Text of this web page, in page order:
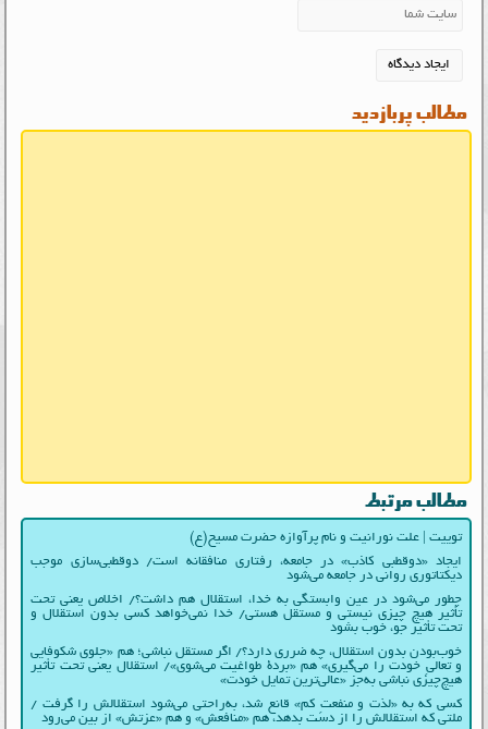
مطالب پربازدید
مطالب مرتبط
توییت | علت نورانیت و نام پرآوازه حضرت مسیح(ع)
ایجاد «دوقطبی کاذب» در جامعه، رفتاری منافقانه است/ دوقطبی‌سازی موجب
دیکتاتوری روانی در جامعه می‌شود
چطور می‌شود در عین وابستگی به خدا، استقلال هم داشت؟/ اخلاص یعنی تحت
تأثیر هیچ چیزی نیستی و مستقل هستی/ خدا نمی‌خواهد کسی بدون استقلال و
تحت تأثیر جوّ، خوب بشود
خوب‌بودن بدون استقلال، چه ضرری دارد؟/ اگر مستقل نباشی؛ هم «جلوی شکوفایی
و تعالیِ خودت را می‌گیری» هم «بردۀ طواغیت می‌شوی»/ استقلال یعنی تحت تأثیر
هیچ‌چیزی نباشی به‌جز «عالی‌ترین تمایل خودت»
کسی که به «لذت و منفعتِ کم» قانع شد، به‌راحتی می‌شود استقلالش را گرفت /
ملتی که استقلالش را از دست بدهد، هم «منافعش» و هم «عزتش» از بین می‌رود